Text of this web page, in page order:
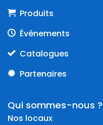
Produits
Événements
Catalogues
Partenaires
Qui sommes-nous ?
Nos locaux